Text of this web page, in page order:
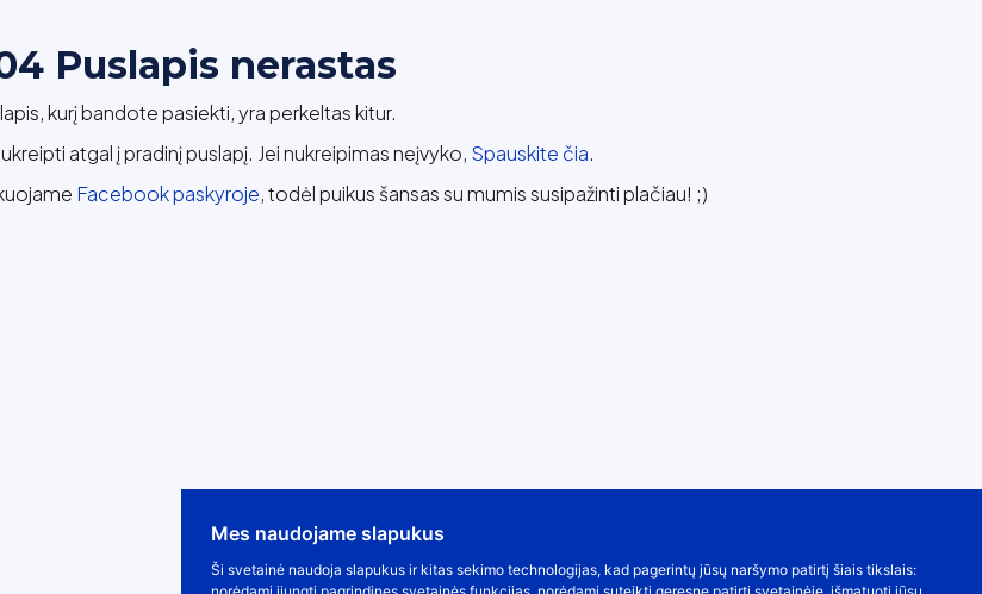
Mes naudojame slapukus
Ši svetainė naudoja slapukus ir kitas sekimo technologijas, kad pagerintų jūsų naršymo patirtį šiais tikslais:
Puslapis nerastas
kurį bandote pasiekti, yra perkeltas kitur.
atgal į pradinį puslapį. Jei nukreipimas neįvyko, Spauskite čia.
Facebook paskyroje, todėl puikus šansas su mumis susipažinti plačiau! ;)